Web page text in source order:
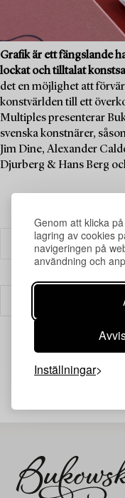
Genom att klicka
lagring av cookies
navigeringen på
användning och
Inställningar
Grafik är ett fängslande
lockat och tilltalat
det en möjlighet att
konstvärlden till ett
Multiples presenterar
svenska konstnärer,
Jim Dine, Alexander
Djurberg & Hans Berg
Din